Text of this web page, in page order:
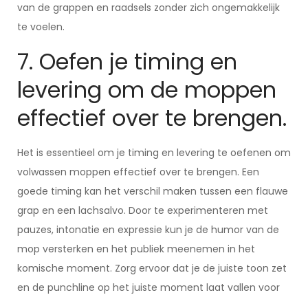
van de grappen en raadsels zonder zich ongemakkelijk
te voelen.
7. Oefen je timing en
levering om de moppen
effectief over te brengen.
Het is essentieel om je timing en levering te oefenen om
volwassen moppen effectief over te brengen. Een
goede timing kan het verschil maken tussen een flauwe
grap en een lachsalvo. Door te experimenteren met
pauzes, intonatie en expressie kun je de humor van de
mop versterken en het publiek meenemen in het
komische moment. Zorg ervoor dat je de juiste toon zet
en de punchline op het juiste moment laat vallen voor